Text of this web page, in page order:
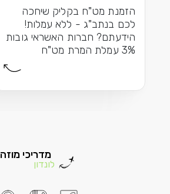
הזמנת מט"ח בקליק שיחכה
לכם בנתב"ג - ללא עמלות!
הידעתם? חברות האשראי גובות
3% עמלת המרת מט"ח
מדריכי מוזה
לונדון